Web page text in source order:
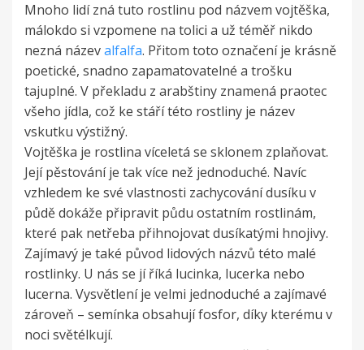
Mnoho lidí zná tuto rostlinu pod názvem vojtěška,
málokdo si vzpomene na tolici a už téměř nikdo
nezná názevalfalfa. Přitom toto označení je krásně
poetické, snadno zapamatovatelné a trošku
tajuplné. V překladu z arabštiny znamená praotec
všeho jídla, což ke stáří této rostliny je název
vskutku výstižný.
Vojtěška je rostlina víceletá se sklonem zplaňovat.
Její pěstování je tak více než jednoduché. Navíc
vzhledem ke své vlastnosti zachycování dusíku v
půdě dokáže připravit půdu ostatním rostlinám,
které pak netřeba přihnojovat dusíkatými hnojivy.
Zajímavý je také původ lidových názvů této malé
rostlinky. U nás se jí říká lucinka, lucerka nebo
lucerna. Vysvětlení je velmi jednoduché a zajímavé
zároveň – semínka obsahují fosfor, díky kterému v
noci světélkují.